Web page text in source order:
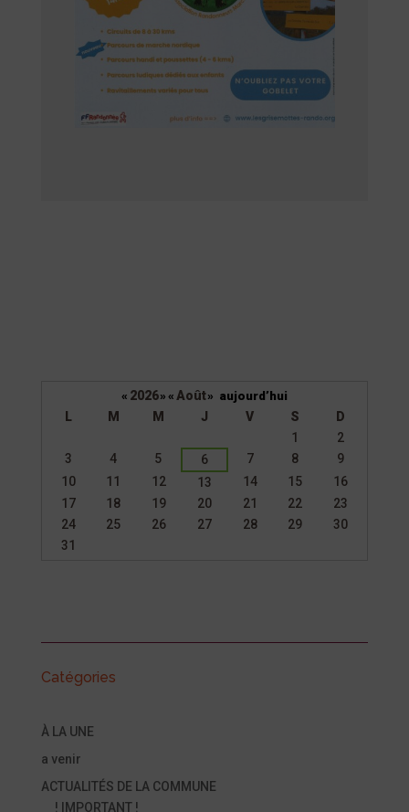
calendrier
d’évènements
« 2026» « Août» aujourd’hui
L M M J V S
D
1
2
3
4 5 6 7 8
9
10
11 12 13 14 15
16
17
18 19 20 21 22
23
24
25 26 27 28 29
30
31
Catégories
À LA UNE
a venir
ACTUALITÉS DE LA COMMUNE
! IMPORTANT !